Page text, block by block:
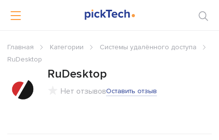
Главная Категории
Системы удалённого доступа
RuDesktop
RuDesktop
Нет отзывовОставить отзыв